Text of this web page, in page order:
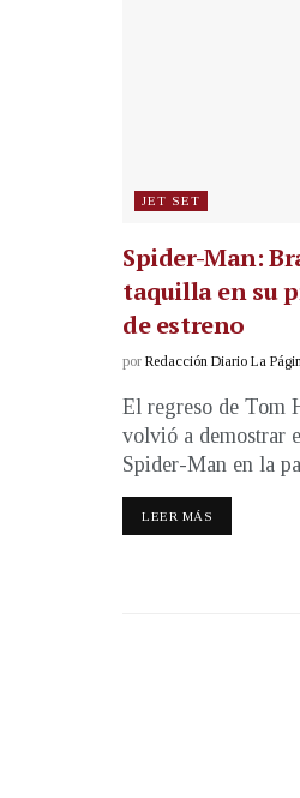
JET SET
Spider-Man:
taquilla en su
de estreno
por Redacción Diario La
El regreso de Tom
volvió a demostrar
Spider-Man en la
LEER MÁS